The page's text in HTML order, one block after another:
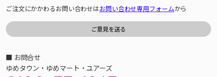
ご注文にかかわるお問い合わせはお問い合わせ専用フォームから
■ お問合せ
ゆめタウン・ゆめマート・ユアーズ